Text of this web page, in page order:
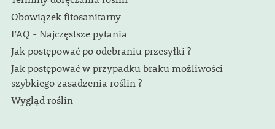
Obowiązek fitosanitarny
FAQ - Najczęstsze pytania
Jak postępować po odebraniu przesyłki ?
Jak postępować w przypadku braku możliwości
szybkiego zasadzenia roślin ?
Wygląd roślin